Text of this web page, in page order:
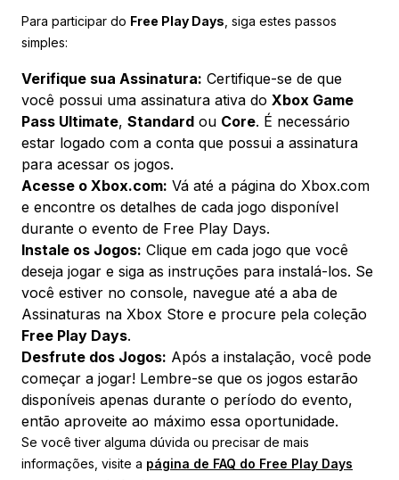
Para participar do Free Play Days , siga estes passos
simples:
Verifique sua Assinatura: Certifique-se de que
você possui uma assinatura ativa do Xbox Game
Pass Ultimate, Standard ou Core. É necessário
estar logado com a conta que possui a assinatura
para acessar os jogos.
Acesse o Xbox.com: Vá até a página do Xbox.com
e encontre os detalhes de cada jogo disponível
durante o evento de Free Play Days.
Instale os Jogos: Clique em cada jogo que você
deseja jogar e siga as instruções para instalá-los. Se
você estiver no console, navegue até a aba de
Assinaturas na Xbox Store e procure pela coleção
Free Play Days.
Desfrute dos Jogos: Após a instalação, você pode
começar a jogar! Lembre-se que os jogos estarão
disponíveis apenas durante o período do evento,
então aproveite ao máximo essa oportunidade.
Se você tiver alguma dúvida ou precisar de mais
informações, visite a página de FAQ do Free Play Days